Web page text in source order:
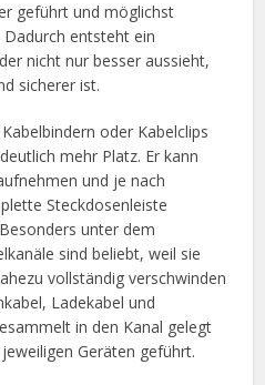
geführt und möglichst
entsteht ein
nicht nur besser aussieht,
sicherer ist.
oder Kabelclips
mehr Platz. Er kann
und je nach
Steckdosenleiste
unter dem
sind beliebt, weil sie
vollständig verschwinden
Ladekabel und
in den Kanal gelegt
Geräten geführt.